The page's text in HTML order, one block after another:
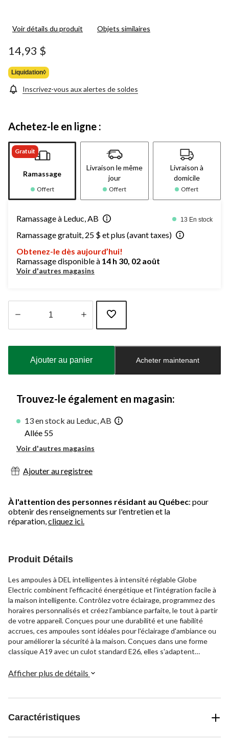
Voir détails du produit Objets similaires
14,93 $
Liquidation◊
Inscrivez-vous aux alertes de soldes
Achetez-le en ligne :
Gratuit
Ramassage
Offert
Livraison le même
jour
Offert
Livraison à
domicile
Offert
Ramassage à Leduc, AB 13 En stock
Ramassage gratuit, 25 $ et plus (avant taxes)
Obtenez-le dès aujourd’hui!
Ramassage disponible à 14 h 30, 02 août
Voir d'autres magasins
à
Ajouter au panier Acheter maintenant
Trouvez-le également en magasin:
13 en stock au Leduc, AB
Allée 55
Voir d'autres magasins
Ajouter au registree
À l'attention des personnes résidant au Québec: pour
obtenir des renseignements sur l'entretien et la
réparation,cliquez ici.
Produit Détails
Les ampoules à DEL intelligentes à intensité réglable Globe
Electric combinent l'efficacité énergétique et l'intégration facile à
la maison intelligente. Contrôlez votre éclairage, programmez des
horaires personnalisés et créez l'ambiance parfaite, le tout à partir
de votre appareil. Conçues pour une durabilité et une fiabilité
accrues, ces ampoules sont idéales pour l'éclairage d'ambiance ou
pour améliorer la sécurité à la maison. Conçues dans une forme
classique A19 avec un culot standard E26, elles s'adaptent
de la commodité et du style à la vie de tous les jours.
Afficher plus de détails
Caractéristiques